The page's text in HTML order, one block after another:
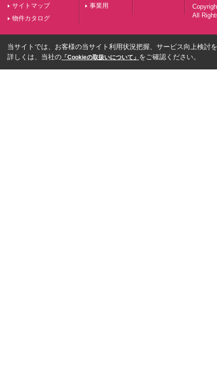
サイトマップ
物件カタログ
事業用
All
当サイトでは、お客様の当サイト利用状況把握、サービス向上検討
詳しくは、当社の 「Cookieの取扱いについて」 をご確認ください。